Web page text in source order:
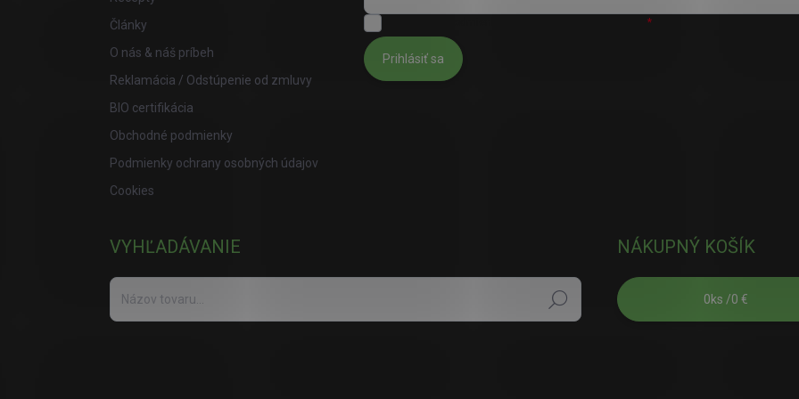
Články
O nás & náš príbeh
Reklamácia / Odstúpenie od zmluvy
BIO certifikácia
Obchodné podmienky
Podmienky ochrany osobných údajov
Cookies
Prihlásiť sa
VYHĽADÁVANIE
Hľadať
NÁKUPNÝ KOŠÍK
0ks /0 €